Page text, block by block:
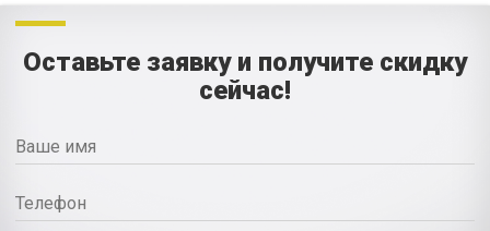
Оставьте заявку и получите скидку
сейчас!